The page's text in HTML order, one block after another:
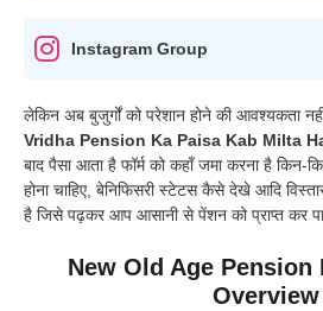
Instagram Group
लेकिन अब बुजुर्गों को परेशान होने की आवश्यकता
Vridha Pension Ka Paisa Kab Milta
बाद पैसा आता है फॉर्म को कहाँ जमा करना है किन-
होना चाहिए, बेनिफिसरी स्टेटस कैसे देखे आदि
है जिसे पढ़कर आप आसानी से पेंशन को प्राप्त कर
New Old Age Pension
Overview